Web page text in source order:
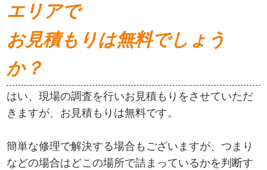
エリアで
お見積もりは無料でしょう
か？
はい、現場の調査を行いお見積もりをさせていただ
きますが、お見積もりは無料です。
簡単な修理で解決する場合もございますが、つまり
などの場合はどこの場所で詰まっているかを判断す